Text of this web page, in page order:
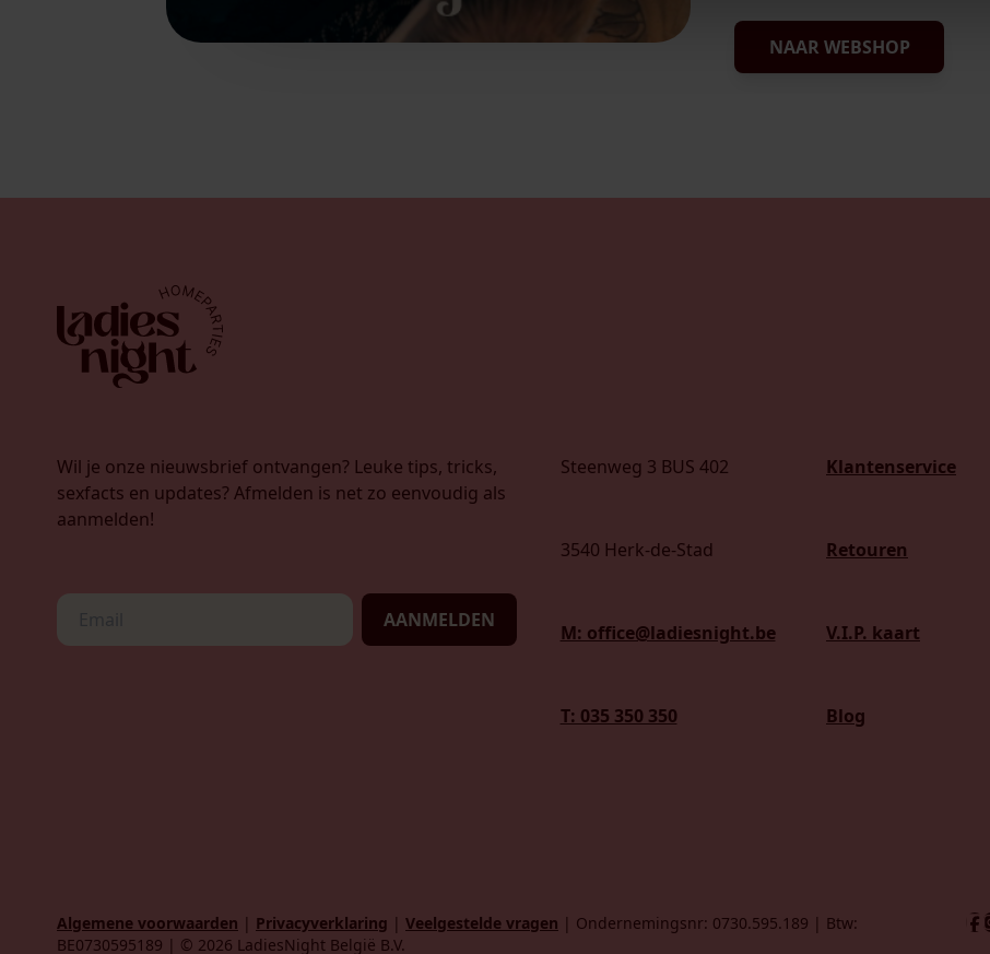
NAAR WEBSHOP
Wil je onze nieuwsbrief ontvangen? Leuke tips, tricks,
sexfacts en updates? Afmelden is net zo eenvoudig als
aanmelden!
AANMELDEN
Steenweg 3 BUS 402
3540 Herk-de-Stad
M: office@ladiesnight.be
T: 035 350 350
Klantenservice
Retouren
V.I.P. kaart
Blog
Algemene voorwaarden | Privacyverklaring | Veelgestelde vragen | Ondernemingsnr: 0730.595.189 | Btw:
BE0730595189 | © 2026 LadiesNight België B.V.